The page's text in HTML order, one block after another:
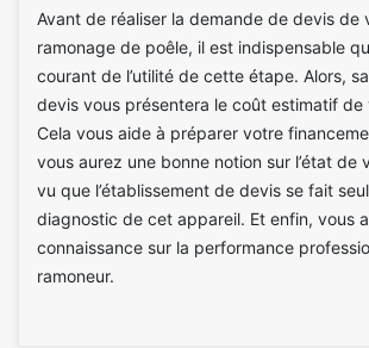
Avant de réaliser la demande de devis de
ramonage de poêle, il est indispensable
courant de l’utilité de cette étape. Alors,
devis vous présentera le coût estimatif de
Cela vous aide à préparer votre
vous aurez une bonne notion sur l’état de
vu que l’établissement de devis se fait
diagnostic de cet appareil. Et enfin, vous
connaissance sur la performance
ramoneur.